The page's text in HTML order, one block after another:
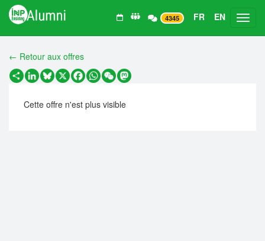
4345 FR EN
← Retour aux offres
PartagerLinkedIn
Bluesky
X Facebook
WhatsApp
WeChatMastodon
Cette offre n'est plus visible